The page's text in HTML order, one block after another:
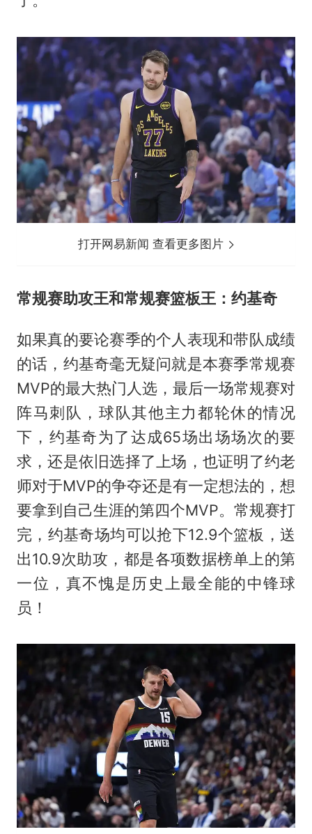
打开网易新闻 查看更多图片
常规赛助攻王和常规赛篮板王：约基奇
如果真的要论赛季的个人表现和带队成绩
的话，约基奇毫无疑问就是本赛季常规赛
MVP的最大热门人选，最后一场常规赛对
阵马刺队，球队其他主力都轮休的情况
下，约基奇为了达成65场出场场次的要
求，还是依旧选择了上场，也证明了约老
师对于MVP的争夺还是有一定想法的，想
要拿到自己生涯的第四个MVP。常规赛打
完，约基奇场均可以抢下12.9个篮板，送
出10.9次助攻，都是各项数据榜单上的第
一位，真不愧是历史上最全能的中锋球
员！